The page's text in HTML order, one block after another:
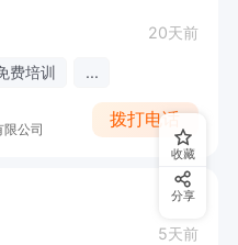
20天前
费培训 ...
公司
拨打电话
5天前
收藏
分享